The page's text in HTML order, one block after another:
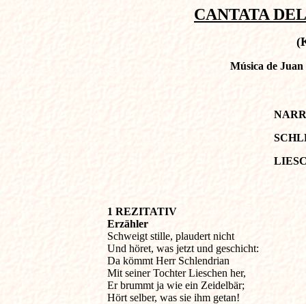
CANTATA
Música de Juan
1
Erzähler
Schweigt stille, plaudert nicht
Und höret, was jetzt und geschicht:
Da kömmt Herr Schlendrian
Mit seiner Tochter Lieschen her,
Er brummt ja wie ein Zeidelbär;
Hört selber, was sie ihm getan!